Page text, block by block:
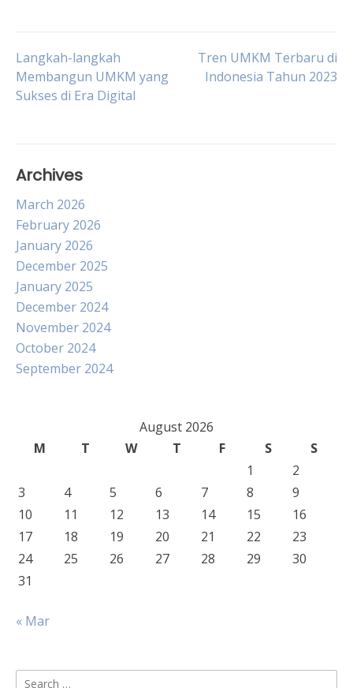
Post
navigation
Langkah-langkah
Membangun UMKM yang
Sukses di Era Digital
Tren UMKM Terbaru di
Indonesia Tahun 2023
Archives
March 2026
February 2026
January 2026
December 2025
January 2025
December 2024
November 2024
October 2024
September 2024
August 2026
M
T W T F S
S
1
2
3
4 5 6 7 8
9
10
11 12 13 14 15
16
17
18 19 20 21 22
23
24
25 26 27 28 29
30
31
« Mar
Search